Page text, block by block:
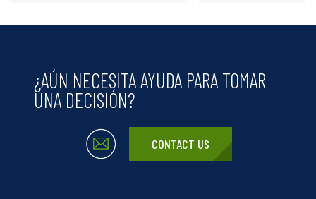
¿AÚN NECESITA AYUDA PARA TOMAR
UNA DECISIÓN?
CONTACT US